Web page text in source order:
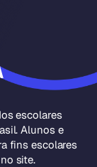
escolares
Alunos e
fins escolares
site.